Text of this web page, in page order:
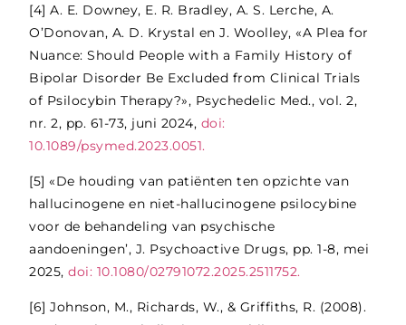
[4] A. E. Downey, E. R. Bradley, A. S. Lerche, A.
O’Donovan, A. D. Krystal en J. Woolley, «A Plea for
Nuance: Should People with a Family History of
Bipolar Disorder Be Excluded from Clinical Trials
of Psilocybin Therapy?», Psychedelic Med., vol. 2,
nr. 2, pp. 61-73, juni 2024, doi:
10.1089/psymed.2023.0051.
[5] «De houding van patiënten ten opzichte van
hallucinogene en niet-hallucinogene psilocybine
voor de behandeling van psychische
aandoeningen’, J. Psychoactive Drugs, pp. 1-8, mei
2025,doi: 10.1080/02791072.2025.2511752.
[6]Johnson, M., Richards, W., & Griffiths, R. (2008).